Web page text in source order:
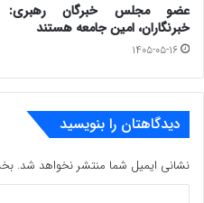
عضو مجلس خبرگان رهبری:
خبرنگاران، امین جامعه هستند
۱۴۰۵-۰۵-۱۶
دیدگاهتان را بنویسید
نشانی ایمیل شما منتشر نخواهد شد.